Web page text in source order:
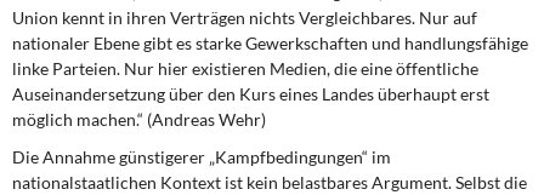
Union kennt in ihren Verträgen nichts Vergleichbares. Nur auf
nationaler Ebene gibt es starke Gewerkschaften und handlungsfähige
linke Parteien. Nur hier existieren Medien, die eine öffentliche
Auseinandersetzung über den Kurs eines Landes überhaupt erst
möglich machen.“ (Andreas Wehr)
Die Annahme günstigerer „Kampfbedingungen“ im
nationalstaatlichen Kontext ist kein belastbares Argument. Selbst die